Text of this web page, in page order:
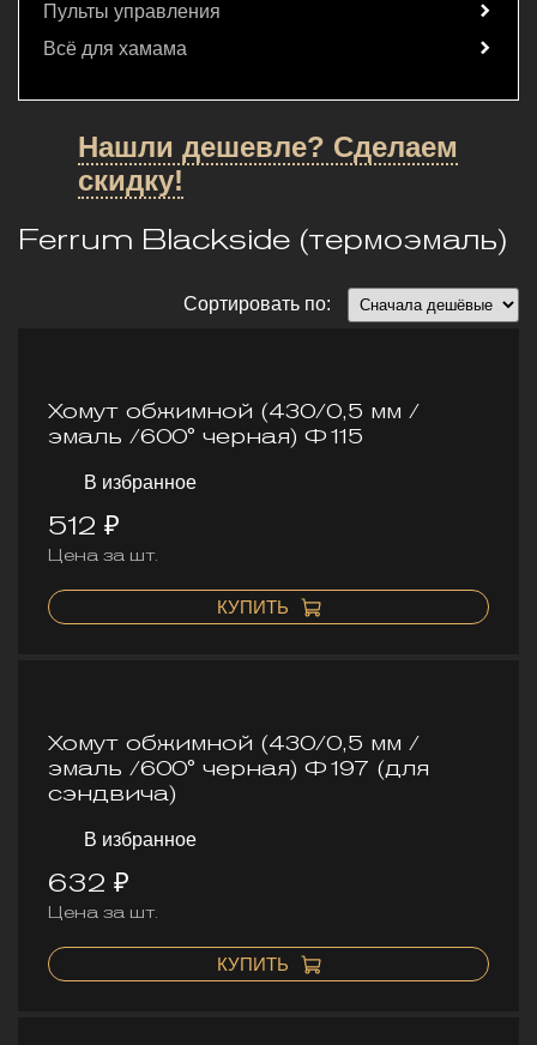
Пульты управления
Всё для хамама
Нашли дешевле? Сделаем
скидку!
Ferrum Blackside (термоэмаль)
Сортировать по:
Хомут обжимной (430/0,5 мм /
эмаль /600° черная) Ф115
В избранное
512 ₽
Цена за шт.
КУПИТЬ
Хомут обжимной (430/0,5 мм /
эмаль /600° черная) Ф197 (для
сэндвича)
В избранное
632 ₽
Цена за шт.
КУПИТЬ